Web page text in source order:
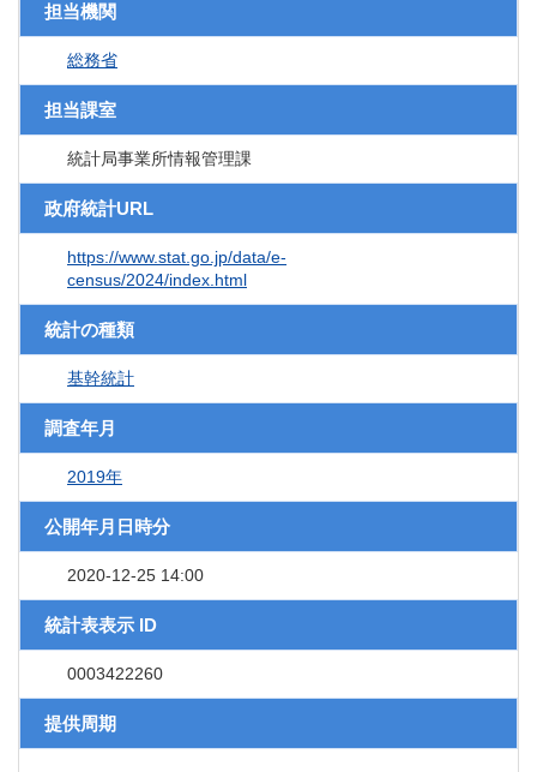
担当機関
総務省
担当課室
統計局事業所情報管理課
政府統計URL
https://www.stat.go.jp/data/e-
census/2024/index.html
統計の種類
基幹統計
調査年月
2019年
公開年月日時分
2020-12-25 14:00
統計表表示 ID
0003422260
提供周期